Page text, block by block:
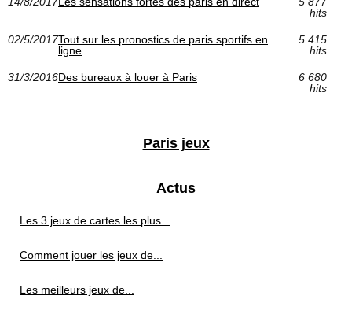
hits
02/5/2017Tout sur les pronostics de paris sportifs en
ligne
5 415
hits
31/3/2016Des bureaux à louer à Paris
6 680
hits
Paris jeux
Actus
Les 3 jeux de cartes les plus...
Comment jouer les jeux de...
Les meilleurs jeux de...